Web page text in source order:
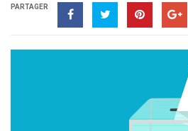
PARTAGER